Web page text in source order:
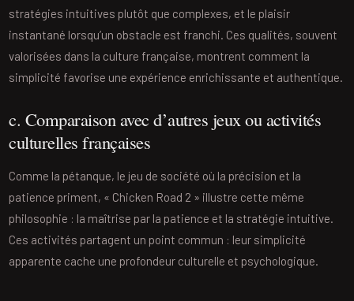
stratégies intuitives plutôt que complexes, et le plaisir
instantané lorsqu’un obstacle est franchi. Ces qualités, souvent
valorisées dans la culture française, montrent comment la
simplicité favorise une expérience enrichissante et authentique.
c. Comparaison avec d’autres jeux ou activités
culturelles françaises
Comme la pétanque, le jeu de société où la précision et la
patience priment, « Chicken Road 2 » illustre cette même
philosophie : la maîtrise par la patience et la stratégie intuitive.
Ces activités partagent un point commun : leur simplicité
apparente cache une profondeur culturelle et psychologique.